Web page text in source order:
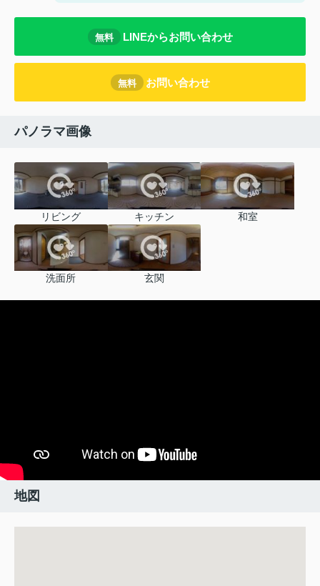
無料 LINEからお問い合わせ
無料 お問い合わせ
パノラマ画像
リビング キッチン 和室
洗面所 玄関
地図